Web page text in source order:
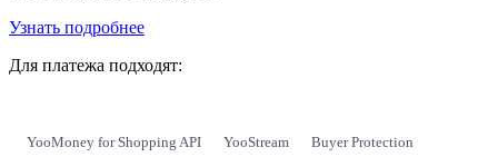
Узнать подробнее
Для платежа подходят:
YooMoney for Shopping API YooStream Buyer Protection